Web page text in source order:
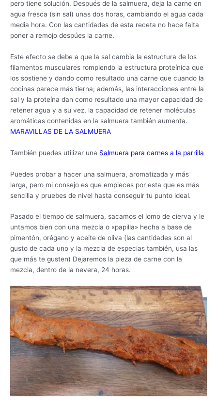
pero tiene solución. Después de la salmuera, deja la carne en
agua fresca (sin sal) unas dos horas, cambiando el agua cada
media hora. Con las cantidades de esta receta no hace falta
poner a remojo despúes la carne.
Este efecto se debe a que la sal cambia la estructura de los
filamentos musculares rompiendo la estructura proteínica que
los sostiene y dando como resultado una carne que cuando la
cocinas parece más tierna; además, las interacciones entre la
sal y la proteína dan como resultado una mayor capacidad de
retener agua y a su vez, la capacidad de retener moléculas
aromáticas contenidas en la salmuera también aumenta.
MARAVILLAS DE LA SALMUERA
También puedes utilizar una Salmuera para carnes a la parrilla
Puedes probar a hacer una salmuera, aromatizada y más
larga, pero mi consejo es que empieces por esta que es más
sencilla y pruebes de nivel hasta conseguir tu punto ideal.
Pasado el tiempo de salmuera, sacamos el lomo de cierva y le
untamos bien con una mezcla o «papilla» hecha a base de
pimentón, orégano y aceite de oliva (las cantidades son al
gusto de cada uno y la mezcla de especias también, usa las
que más te gusten) Dejaremos la pieza de carne con la
mezcla, dentro de la nevera, 24 horas.